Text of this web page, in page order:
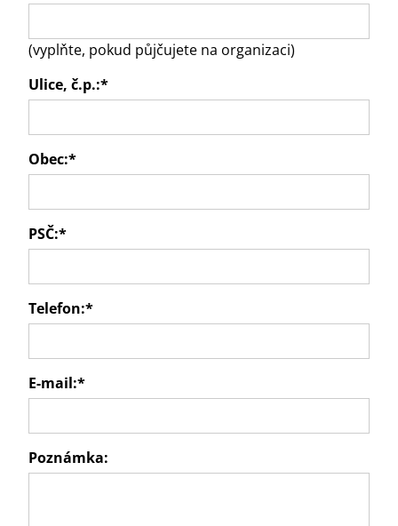
(vyplňte, pokud půjčujete na organizaci)
Ulice, č.p.:*
Obec:*
PSČ:*
Telefon:*
E-mail:*
Poznámka: